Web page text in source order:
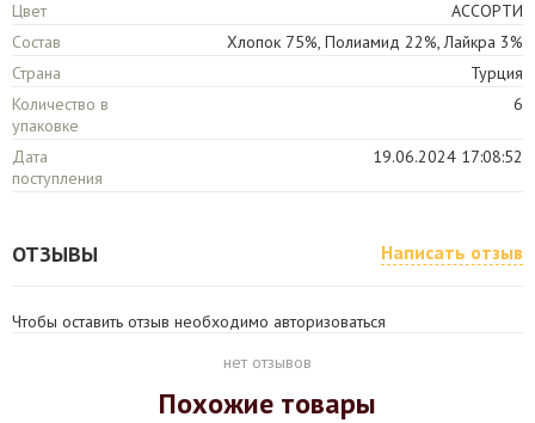
Цвет
АССОРТИ
Состав
Хлопок 75%, Полиамид 22%, Лайкра 3%
Страна
Турция
Количество в
упаковке
6
Дата
поступления
19.06.2024 17:08:52
ОТЗЫВЫ Написать отзыв
Чтобы оставить отзыв необходимо авторизоваться
нет отзывов
Похожие товары